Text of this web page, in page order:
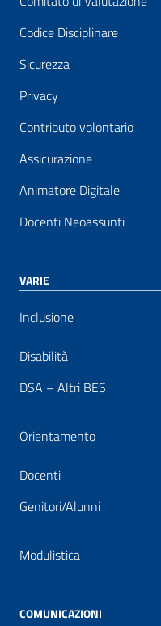
Codice Disciplinare
Sicurezza
Privacy
Contributo volontario
Assicurazione
Animatore Digitale
Docenti Neoassunti
VARIE
Inclusione
Disabilità
DSA – Altri BES
Orientamento
Docenti
Genitori/Alunni
Modulistica
COMUNICAZIONI